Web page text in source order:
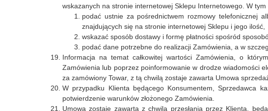
wskazanych na stronie internetowej Sklepu Internetowego. W
podać ustnie za pośrednictwem rozmowy telefonicznej
znajdujących się na stronie internetowej Sklepu i jego ilość,
wskazać sposób dostawy i formę płatności spośród
podać dane potrzebne do realizacji Zamówienia, a w
Informacja na temat całkowitej wartości Zamówienia, o
Zamówienia lub poprzez poinformowanie w drodze wiadomości
za zamówiony Towar, z tą chwilą zostaje zawarta Umowa
W przypadku Klienta będącego Konsumentem, Sprzedawca
potwierdzenie warunków złożonego Zamówienia.
Umowa zostaje zawarta z chwilą przesłania przez Klienta,